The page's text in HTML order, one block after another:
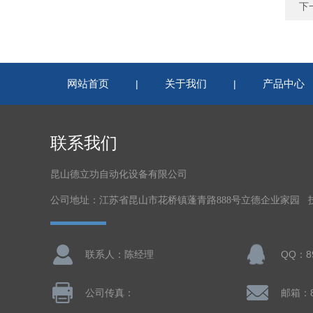
下
网站首页 | 关于我们 | 产品中心
联系我们
昆山德立功自动化设备有限公司
公司地址：江苏省昆山市花桥镇蓬青路888号立德企业家园
联系人：陈经理 QQ：
公司传真： 邮箱